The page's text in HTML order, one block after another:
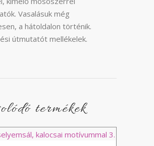
Vasalásuk még
a hátoldalon történik.
útmutatót mellékelek.
termékek